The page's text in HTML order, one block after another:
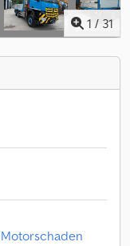
1 / 31